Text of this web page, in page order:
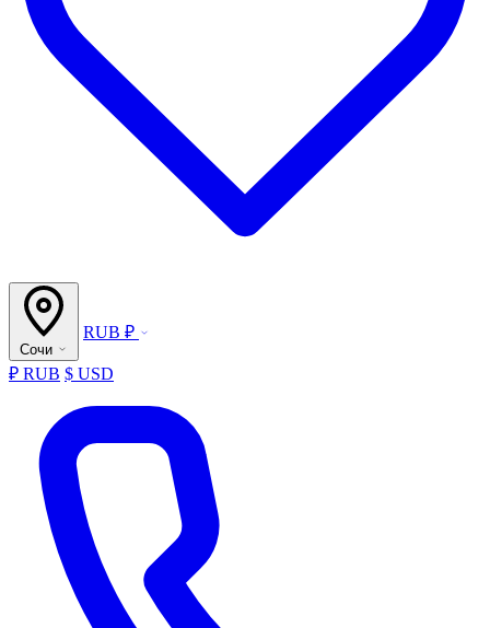
Сочи
RUB ₽
₽ RUB $ USD